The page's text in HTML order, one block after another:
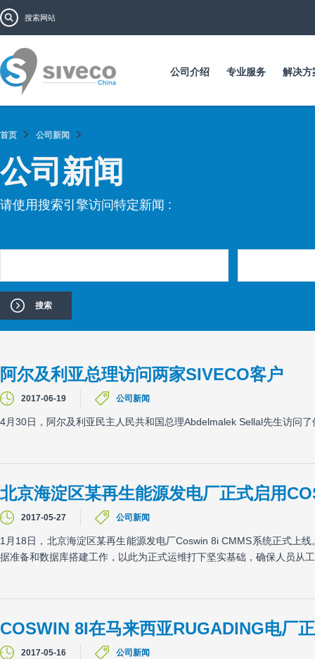
到
要
内
搜索表单
公司介绍 专业服务 解决方
首页 公司新闻
公司新闻
请使用搜索引擎访问特定新闻 :
阿尔及利亚总理访问两家SIVECO客户
2017-06-19 公司新闻
4月30日，阿尔及利亚民主人民共和国总理Abdelmalek Sellal先生访问
北京海淀区某再生能源发电厂正式启用
2017-05-27 公司新闻
1月18日，北京海淀区某再生能源发电厂Coswin 8i CMMS系统正式上
据准备和数据库搭建工作，以此为正式运维打下坚实基础，确保人员从
COSWIN 8I在马来西亚RUGADING电厂
2017-05-16 公司新闻
页面